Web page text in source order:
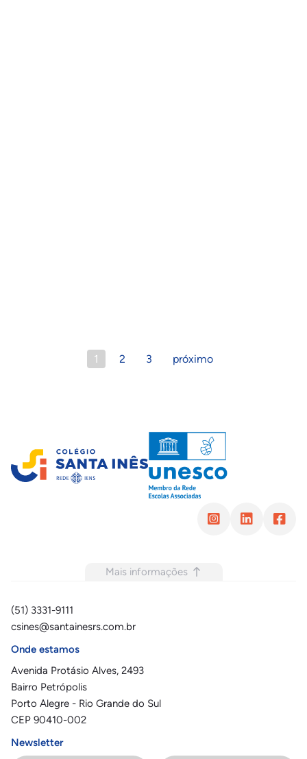
1 2 3 próximo
Mais informações
(51) 3331-9111
csines@santainesrs.com.br
Onde estamos
Avenida Protásio Alves, 2493
Bairro Petrópolis
Porto Alegre - Rio Grande do Sul
CEP 90410-002
Newsletter